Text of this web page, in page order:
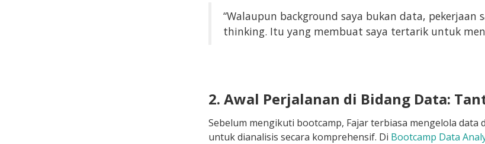
“Walaupun background saya bukan data,
thinking. Itu yang membuat saya tertarik untuk
2. Awal Perjalanan di Bidang Data:
Sebelum mengikuti bootcamp, Fajar terbiasa mengelola
untuk dianalisis secara komprehensif. Di Bootcamp Data